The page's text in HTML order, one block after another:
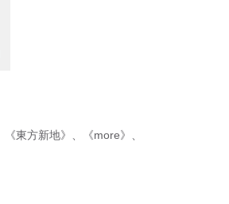
《東方新地》 、 《more》 、